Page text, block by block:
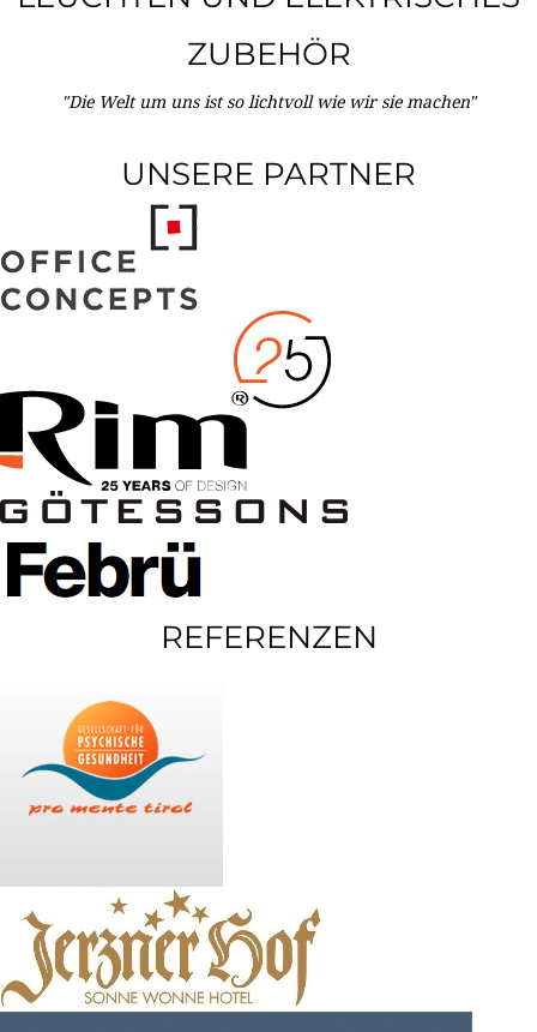
ZUBEHÖR
"Die Welt um uns ist so lichtvoll wie wir sie machen"
UNSERE PARTNER
REFERENZEN